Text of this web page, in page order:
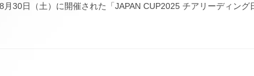
30日（土）に開催された「JAPAN CUP2025 チアリーディング